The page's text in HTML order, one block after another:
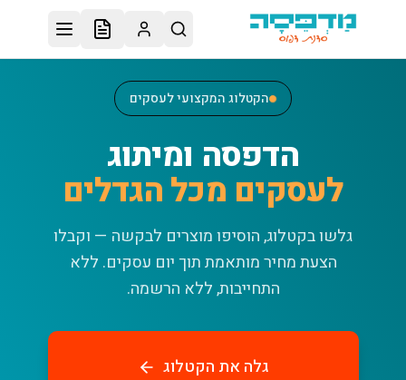
דלג לתוכן הראשי
הקטלוג המקצועי לעסקים
הדפסה ומיתוג
לעסקים מכל הגדלים
גלשו בקטלוג, הוסיפו מוצרים לבקשה — וקבלו
הצעת מחיר מותאמת תוך יום עסקים. ללא
התחייבות, ללא הרשמה.
גלה את הקטלוג